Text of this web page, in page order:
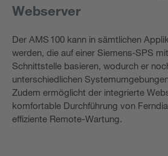
Webserver
Der AMS 100 kann in sämtlichen
werden, die auf einer Siemens‑SPS
Schnittstelle basieren, wodurch er
unterschiedlichen
Zudem ermöglicht der integrierte
komfortable Durchführung von
effiziente Remote-Wartung.